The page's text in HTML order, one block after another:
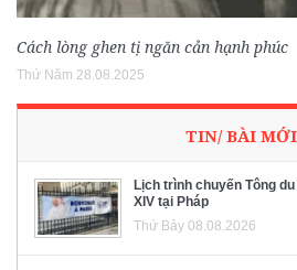
Cách lòng ghen tị ngăn cản hạnh phúc
Thứ Năm 28.08.2025
TIN/ BÀI MỚI
Lịch trình chuyến Tông
XIV tại Pháp
Thứ Bảy 08.08.2026